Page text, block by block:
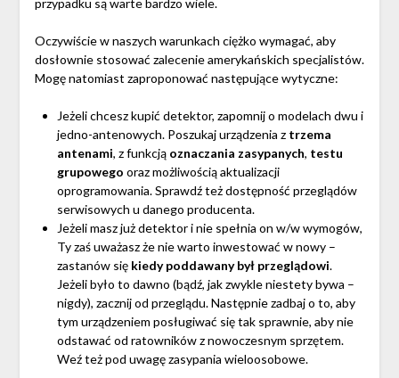
przypadku są warte bardzo wiele.
Oczywiście w naszych warunkach ciężko wymagać, aby
dosłownie stosować zalecenie amerykańskich specjalistów.
Mogę natomiast zaproponować następujące wytyczne:
Jeżeli chcesz kupić detektor, zapomnij o modelach dwu i
jedno-antenowych. Poszukaj urządzenia z trzema
antenami, z funkcją oznaczania zasypanych, testu
grupowego oraz możliwością aktualizacji
oprogramowania. Sprawdź też dostępność przeglądów
serwisowych u danego producenta.
Jeżeli masz już detektor i nie spełnia on w/w wymogów,
Ty zaś uważasz że nie warto inwestować w nowy –
zastanów się kiedy poddawany był przeglądowi.
Jeżeli było to dawno (bądź, jak zwykle niestety bywa –
nigdy), zacznij od przeglądu. Następnie zadbaj o to, aby
tym urządzeniem posługiwać się tak sprawnie, aby nie
odstawać od ratowników z nowoczesnym sprzętem.
Weź też pod uwagę zasypania wieloosobowe.